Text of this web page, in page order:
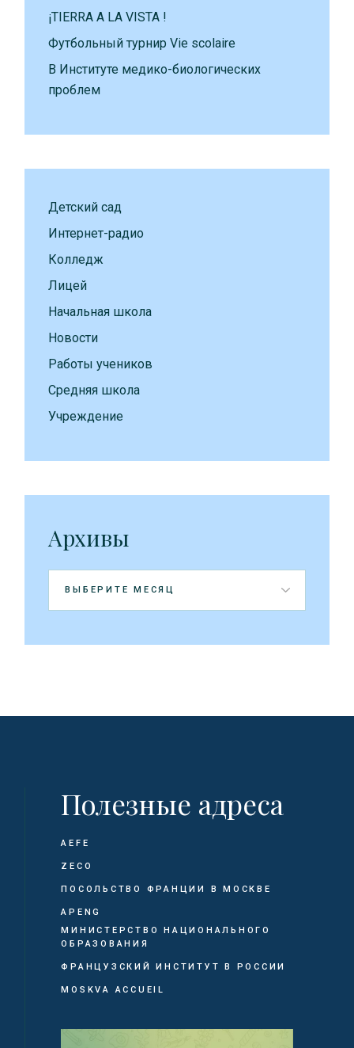
¡TIERRA A LA VISTA !
Футбольный турнир Vie scolaire
В Институте медико-биологических
проблем
Детский сад
Интернет-радио
Колледж
Лицей
Начальная школа
Новости
Работы учеников
Средняя школа
Учреждение
Архивы
Архивы
Полезные адреса
AEFE
ZECO
ПОСОЛЬСТВО ФРАНЦИИ В МОСКВЕ
APENG
МИНИСТЕРСТВО НАЦИОНАЛЬНОГО
ОБРАЗОВАНИЯ
ФРАНЦУЗСКИЙ ИНСТИТУТ В РОССИИ
MOSKVA ACCUEIL